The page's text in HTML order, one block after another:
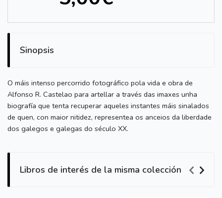
Sinopsis
O máis intenso percorrido fotográfico pola vida e obra de
Alfonso R. Castelao para artellar a través das imaxes unha
biografía que tenta recuperar aqueles instantes máis sinalados
de quen, con maior nitidez, representea os anceios da liberdade
dos galegos e galegas do século XX.
Libros de interés de la misma colección